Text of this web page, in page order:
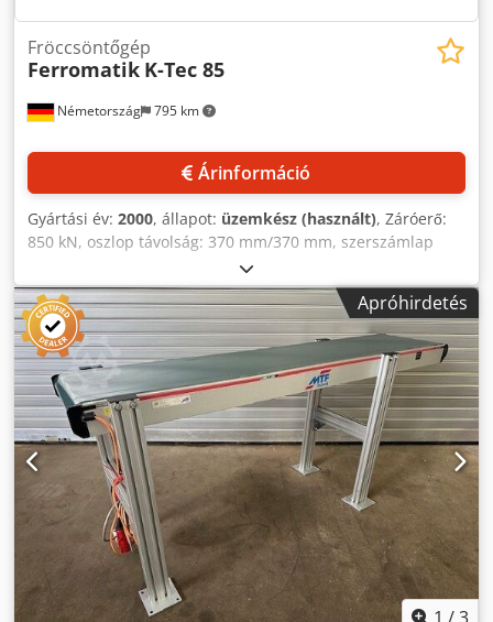
Németország 795 km
Fröccsöntőgép
Ferromatik K-Tec 85
Árinformáció
Gyártási év: 2000, állapot: üzemkész (használt), Záróerő:
850 kN, oszlop távolság: 370 mm/370 mm, szerszámlap
mérete X/Y: 540 mm/540 mm, nyitási út: 450 mm,
gépméretek X/Y/Z: kb. 4000 mm/1300 mm/2000 mm,
tömeg: kb. 4250 kg. A gépen az elmúlt években több
alkatrészt felújítottak. Dokumentáció rendelkezésre áll.
Helyszíni megtekintés lehetséges. Dodpoy Igcnofx Adqjkr
Apróhirdetés